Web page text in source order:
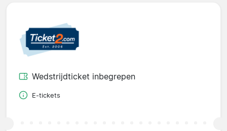
Wedstrijdticket inbegrepen
E-tickets